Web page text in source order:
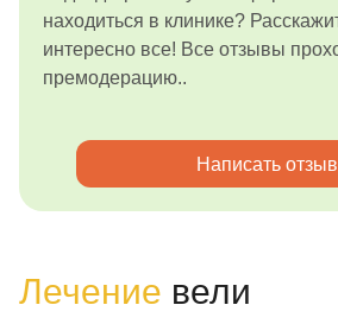
находиться в клинике?
интересно все! Все отзывы
премодерацию..
Написать отзыв
Лечение вели